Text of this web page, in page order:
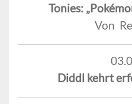
Tonies:
Von
Diddl kehrt